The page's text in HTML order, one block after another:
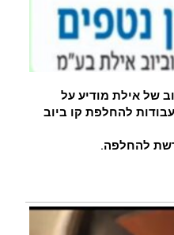
של אילת מודיע על
להחלפת קו ביוב
להחלפה.